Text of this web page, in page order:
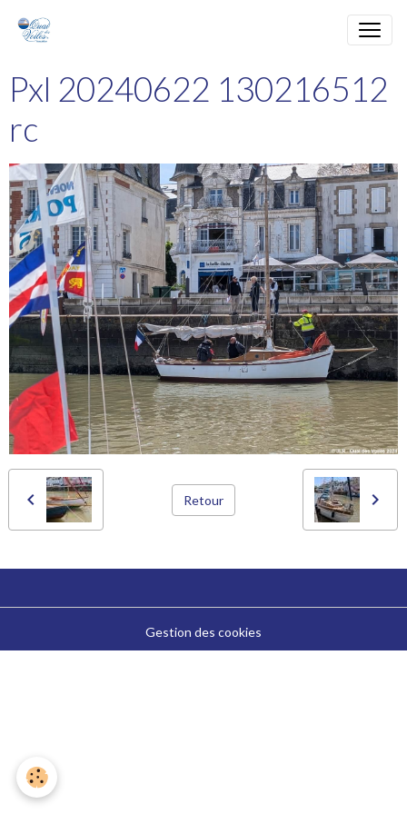
Pxl 20240622 130216512
rc
Retour
Gestion des cookies